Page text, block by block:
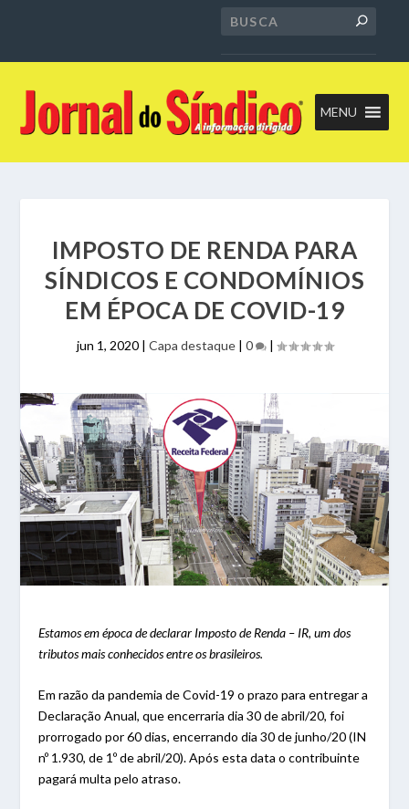
MENU
IMPOSTO DE RENDA PARA
SÍNDICOS E CONDOMÍNIOS
EM ÉPOCA DE COVID-19
jun 1, 2020| Capa destaque| 0 |
Estamos em época de declarar Imposto de Renda – IR, um dos
tributos mais conhecidos entre os brasileiros.
Em razão da pandemia de Covid-19 o prazo para entregar a
Declaração Anual, que encerraria dia 30 de abril/20, foi
prorrogado por 60 dias, encerrando dia 30 de junho/20 (IN
nº 1.930, de 1º de abril/20). Após esta data o contribuinte
pagará multa pelo atraso.